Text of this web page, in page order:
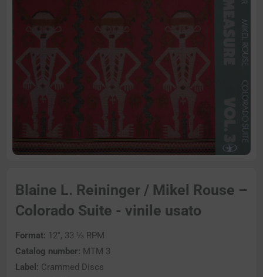
Blaine L. Reininger / Mikel Rouse –
Colorado Suite - vinile usato
Format: 12″, 33 ⅓ RPM
Catalog number: MTM 3
Label: Crammed Discs